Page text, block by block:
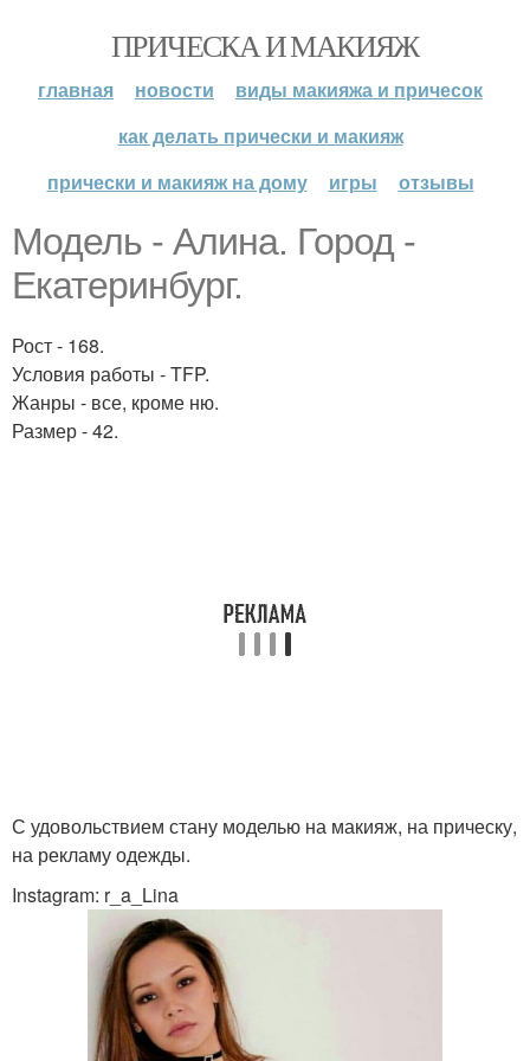
ПРИЧЕСКА И МАКИЯЖ
главная новости
виды макияжа и причесок
как делать прически и макияж
прически и макияж на дому
игры отзывы
Модель - Алина. Город -
Екатеринбург.
Рост - 168.
Условия работы - TFP.
Жанры - все, кроме ню.
Размер - 42.
С удовольствием стану моделью на макияж, на прическу,
на рекламу одежды.
Instagram: r_a_Lina